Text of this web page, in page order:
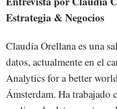
Estrategia & Negocios
Claudia Orellana es una
datos, actualmente en el
Analytics for a better
Ámsterdam. Ha trabajado